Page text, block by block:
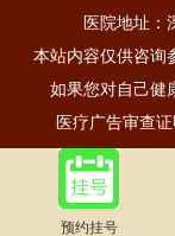
医院地址：
本站内容仅供咨询
如果您对自己健
医疗广告审查
预约挂号